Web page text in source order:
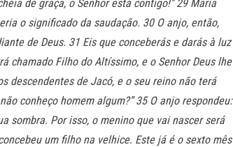
de graça, o Senhor está contigo!” 29 Maria
o significado da saudação. 30 O anjo, então,
de Deus. 31 Eis que conceberás e darás à luz
chamado Filho do Altíssimo, e o Senhor Deus lhe
descendentes de Jacó, e o seu reino não terá
conheço homem algum?” 35 O anjo respondeu:
sombra. Por isso, o menino que vai nascer será
um filho na velhice. Este já é o sexto mês